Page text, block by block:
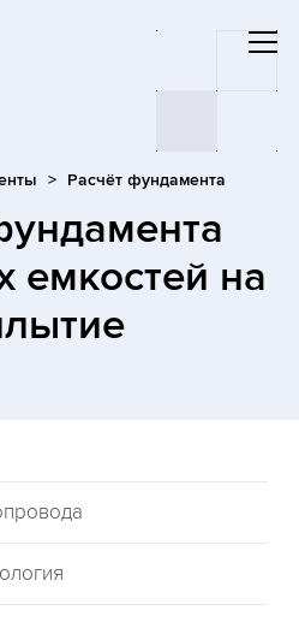
Расчёт фундамента
емкостей на